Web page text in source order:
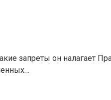
запреты он налагает